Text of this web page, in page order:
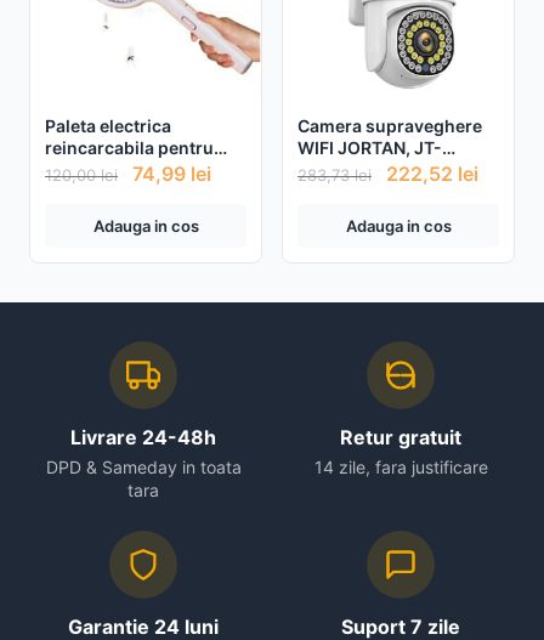
Paleta electrica
reincarcabila pentru
tantari si insecte
120,00lei 74,99 lei
Adauga in cos
Camera supraveghere
WIFI JORTAN, JT-
8161QJ, IP66, HD
wireless, 2 MP, 1920 X
283,73lei 222,52 lei
Adauga in cos
Livrare 24-48h
DPD & Sameday in toata
tara
Retur gratuit
14 zile, fara justificare
Garantie 24 luni Suport 7 zile